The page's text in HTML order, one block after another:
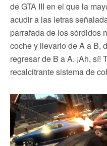
de GTA III en el que la
acudir a las letras
parrafada de los sórdidos
coche y llevarlo de A a B,
regresar de B a A. ¡Ah, sí!
recalcitrante sistema de